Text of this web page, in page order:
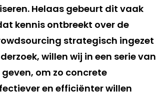
Helaas gebeurt dit vaak
kennis ontbreekt over de
strategisch ingezet
willen wij in een serie van
om zo concrete
en efficiënter willen